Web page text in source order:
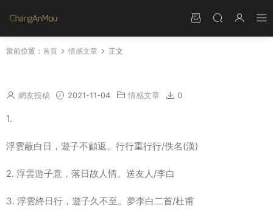
當前位置： 首頁 情感文章 正文
網友投稿 2021-11-04 情感文章 0
1.
浮雲蔽白日，遊子不顧返。行行重行行/佚名(漢)
2. 浮雲遊子意，落日故人情。送友人/李白
3. 浮雲終日行，遊子久不至。夢李白二首/杜甫